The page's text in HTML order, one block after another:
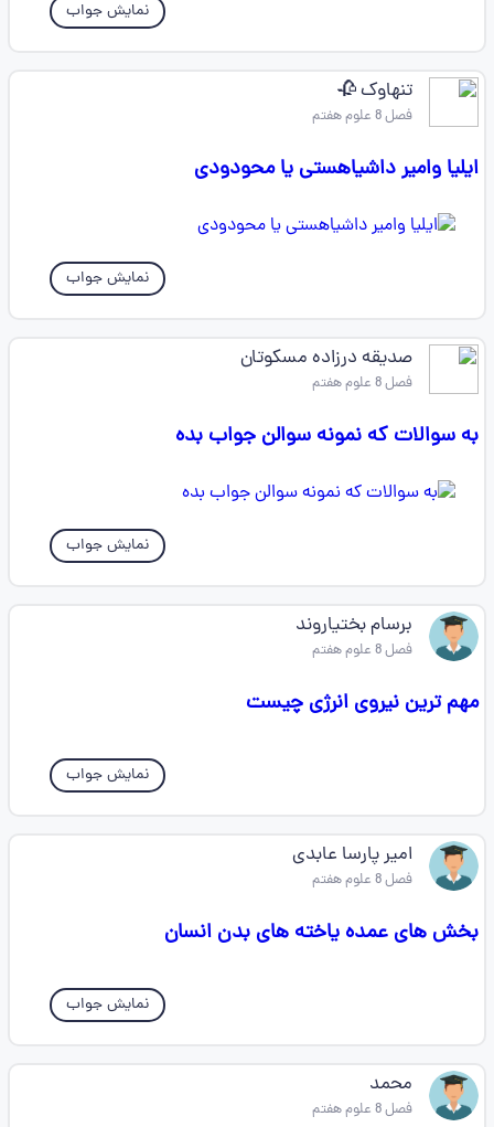
نمایش جواب
تنهاوک 🥀
فصل 8 علوم هفتم
ایلیا وامیر داشیاهستی یا محودودی
نمایش جواب
صدیقه درزاده مسکوتان
فصل 8 علوم هفتم
به سوالات که نمونه سوالن جواب بده
نمایش جواب
برسام بختیاروند
فصل 8 علوم هفتم
مهم ترین نیروی انرژی چیست
نمایش جواب
امیر پارسا عابدی
فصل 8 علوم هفتم
بخش های عمده یاخته های بدن انسان
نمایش جواب
محمد
فصل 8 علوم هفتم